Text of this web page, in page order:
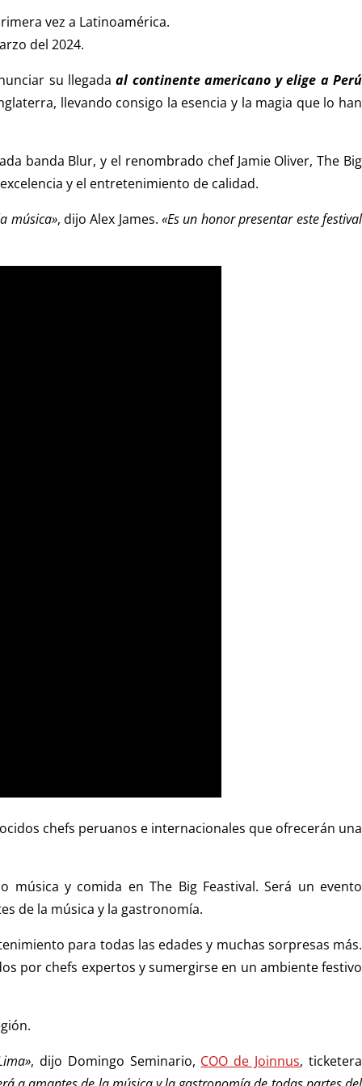
vez a Latinoamérica.
del 2024.
su llegada al continente americano y elige a Perú
llevando consigo la esencia y la magia que lo han
banda Blur, y el renombrado chef Jamie Oliver, The Big
y el entretenimiento de calidad.
música», dijo Alex James.«Es un honor presentar este festival
chefs peruanos e internacionales que ofrecerán una
y comida en The Big Feastival. Será un evento
de la música y la gastronomía.
para todas las edades y muchas sorpresas más.
por chefs expertos y sumergirse en un ambiente festivo
, dijo Domingo Seminario, COO de Joinnus, ticketera